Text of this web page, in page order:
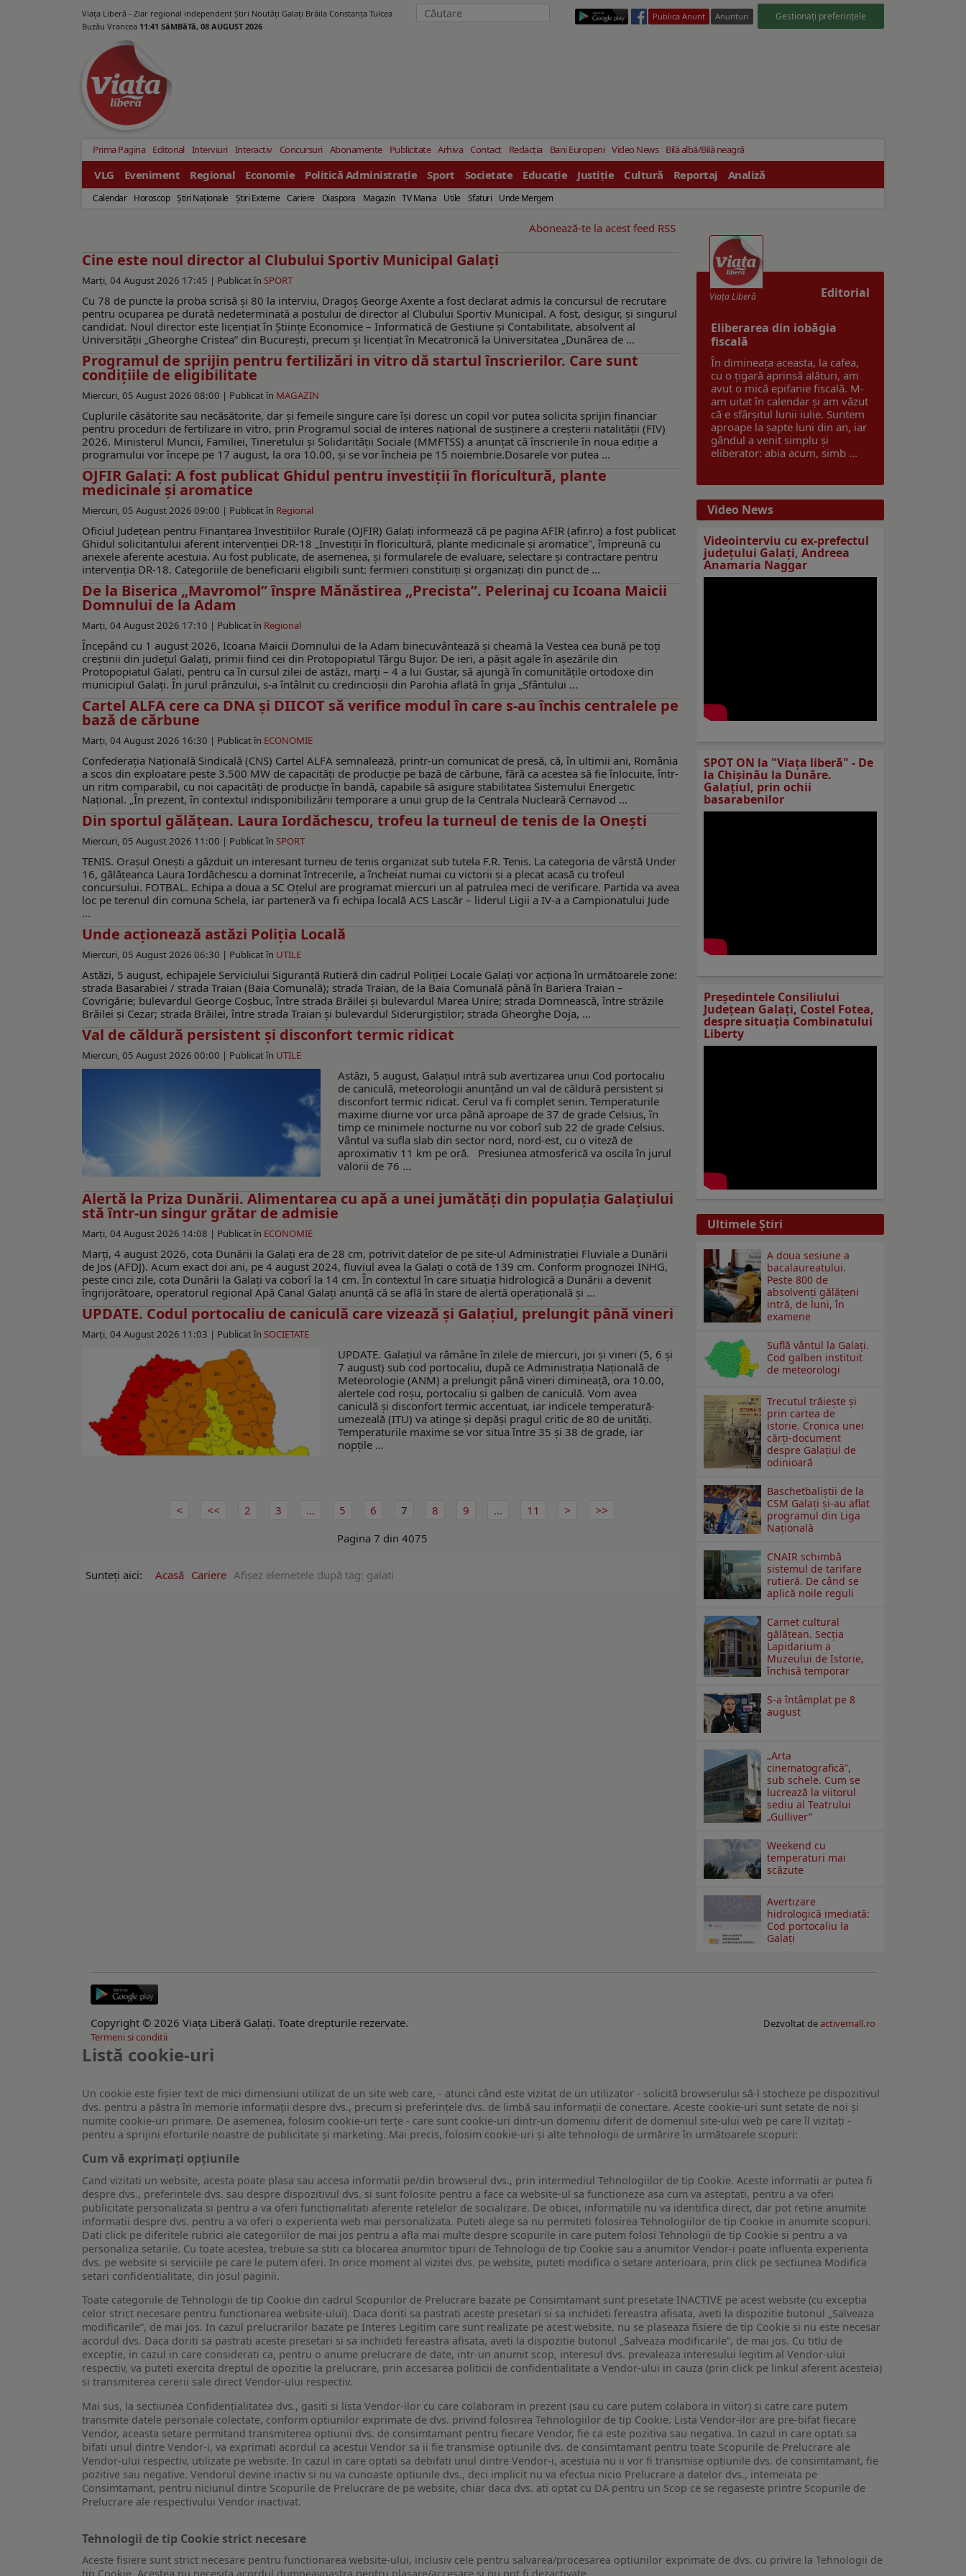
Viața Liberă - Ziar regional independent Știri Noutăți Galaţi Brăila Constanţa Tulcea
Buzău Vrancea 11:41 SâMBăTă, 08 AUGUST 2026
Publica Anunt Anunturi Gestionați preferințele
Prima Pagina Editorial Interviuri Interactiv Concursuri Abonamente Publicitate Arhiva Contact Redacția Bani Europeni Video News Bilă albă/Bilă neagră
VLG Eveniment Regional Economie Politică Administrație Sport Societate Educație Justiție Cultură Reportaj Analiză
Calendar Horoscop Ştiri Naţionale Ştiri Externe Cariere Diaspora Magazin TV Mania Utile Sfaturi Unde Mergem
Abonează-te la acest feed RSS
Cine este noul director al Clubului Sportiv Municipal Galaţi
Marți, 04 August 2026 17:45 | Publicat în SPORT
Cu 78 de puncte la proba scrisă şi 80 la interviu, Dragoș George Axente a fost declarat admis la concursul de recrutare
pentru ocuparea pe durată nedeterminată a postului de director al Clubului Sportiv Municipal. A fost, desigur, şi singurul
candidat. Noul director este licențiat în Științe Economice – Informatică de Gestiune și Contabilitate, absolvent al
Universității „Gheorghe Cristea” din București, precum și licențiat în Mecatronică la Universitatea „Dunărea de ...
Programul de sprijin pentru fertilizări in vitro dă startul înscrierilor. Care sunt
condițiile de eligibilitate
Miercuri, 05 August 2026 08:00 | Publicat în MAGAZIN
Cuplurile căsătorite sau necăsătorite, dar și femeile singure care își doresc un copil vor putea solicita sprijin financiar
pentru proceduri de fertilizare in vitro, prin Programul social de interes național de susținere a creșterii natalității (FIV)
2026. Ministerul Muncii, Familiei, Tineretului și Solidarității Sociale (MMFTSS) a anunțat că înscrierile în noua ediție a
programului vor începe pe 17 august, la ora 10.00, și se vor încheia pe 15 noiembrie.Dosarele vor putea ...
OJFIR Galați: A fost publicat Ghidul pentru investiții în floricultură, plante
medicinale și aromatice
Miercuri, 05 August 2026 09:00 | Publicat în Regional
Oficiul Județean pentru Finanțarea Investițiilor Rurale (OJFIR) Galați informează că pe pagina AFIR (afir.ro) a fost publicat
Ghidul solicitantului aferent intervenției DR-18 „Investiții în floricultură, plante medicinale și aromatice", împreună cu
anexele aferente acestuia. Au fost publicate, de asemenea, și formularele de evaluare, selectare și contractare pentru
intervenția DR-18. Categoriile de beneficiarii eligibili sunt: fermieri constituiți și organizați din punct de ...
De la Biserica „Mavromol” înspre Mănăstirea „Precista”. Pelerinaj cu Icoana Maicii
Domnului de la Adam
Marți, 04 August 2026 17:10 | Publicat în Regional
Începând cu 1 august 2026, Icoana Maicii Domnului de la Adam binecuvântează și cheamă la Vestea cea bună pe toți
creștinii din județul Galați, primii fiind cei din Protopopiatul Târgu Bujor. De ieri, a pășit agale în așezările din
Protopopiatul Galați, pentru ca în cursul zilei de astăzi, marți – 4 a lui Gustar, să ajungă în comunitățile ortodoxe din
municipiul Galați. În jurul prânzului, s-a întâlnit cu credincioșii din Parohia aflată în grija „Sfântului ...
Cartel ALFA cere ca DNA și DIICOT să verifice modul în care s-au închis centralele pe
bază de cărbune
Marți, 04 August 2026 16:30 | Publicat în ECONOMIE
Confederația Națională Sindicală (CNS) Cartel ALFA semnalează, printr-un comunicat de presă, că, în ultimii ani, România
a scos din exploatare peste 3.500 MW de capacități de producție pe bază de cărbune, fără ca acestea să fie înlocuite, într-
un ritm comparabil, cu noi capacități de producție în bandă, capabile să asigure stabilitatea Sistemului Energetic
Național. „În prezent, în contextul indisponibilizării temporare a unui grup de la Centrala Nucleară Cernavod ...
Din sportul gălăţean. Laura Iordăchescu, trofeu la turneul de tenis de la Onești
Miercuri, 05 August 2026 11:00 | Publicat în SPORT
TENIS. Orașul Onești a găzduit un interesant turneu de tenis organizat sub tutela F.R. Tenis. La categoria de vârstă Under
16, gălățeanca Laura Iordăchescu a dominat întrecerile, a încheiat numai cu victorii și a plecat acasă cu trofeul
concursului. FOTBAL. Echipa a doua a SC Oțelul are programat miercuri un al patrulea meci de verificare. Partida va avea
loc pe terenul din comuna Schela, iar parteneră va fi echipa locală ACS Lascăr – liderul Ligii a IV-a a Campionatului Jude
...
Unde acționează astăzi Poliția Locală
Miercuri, 05 August 2026 06:30 | Publicat în UTILE
Astăzi, 5 august, echipajele Serviciului Siguranță Rutieră din cadrul Poliției Locale Galați vor acționa în următoarele zone:
strada Basarabiei / strada Traian (Baia Comunală); strada Traian, de la Baia Comunală până în Bariera Traian –
Covrigărie; bulevardul George Coșbuc, între strada Brăilei și bulevardul Marea Unire; strada Domnească, între străzile
Brăilei și Cezar; strada Brăilei, între strada Traian și bulevardul Siderurgiștilor; strada Gheorghe Doja, ...
Val de căldură persistent și disconfort termic ridicat
Miercuri, 05 August 2026 00:00 | Publicat în UTILE
Astăzi, 5 august, Galațiul intră sub avertizarea unui Cod portocaliu
de caniculă, meteorologii anunțând un val de căldură persistent și
disconfort termic ridicat. Cerul va fi complet senin. Temperaturile
maxime diurne vor urca până aproape de 37 de grade Celsius, în
timp ce minimele nocturne nu vor coborî sub 22 de grade Celsius.
Vântul va sufla slab din sector nord, nord-est, cu o viteză de
aproximativ 11 km pe oră. Presiunea atmosferică va oscila în jurul
valorii de 76 ...
Alertă la Priza Dunării. Alimentarea cu apă a unei jumătăţi din populaţia Galațiului
stă într-un singur grătar de admisie
Marți, 04 August 2026 14:08 | Publicat în ECONOMIE
Marți, 4 august 2026, cota Dunării la Galați era de 28 cm, potrivit datelor de pe site-ul Administraţiei Fluviale a Dunării
de Jos (AFDJ). Acum exact doi ani, pe 4 august 2024, fluviul avea la Galați o cotă de 139 cm. Conform prognozei INHG,
peste cinci zile, cota Dunării la Galați va coborî la 14 cm. În contextul în care situația hidrologică a Dunării a devenit
îngrijorătoare, operatorul regional Apă Canal Galați anunță că se află în stare de alertă operațională și ...
UPDATE. Codul portocaliu de caniculă care vizează și Galațiul, prelungit până vineri
Marți, 04 August 2026 11:03 | Publicat în SOCIETATE
UPDATE. Galațiul va rămâne în zilele de miercuri, joi și vineri (5, 6 și
7 august) sub cod portocaliu, după ce Administrația Națională de
Meteorologie (ANM) a prelungit până vineri dimineață, ora 10.00,
alertele cod roșu, portocaliu și galben de caniculă. Vom avea
caniculă și disconfort termic accentuat, iar indicele temperatură-
umezeală (ITU) va atinge și depăși pragul critic de 80 de unități.
Temperaturile maxime se vor situa între 35 și 38 de grade, iar
nopțile ...
2 3 ... 5 6 7 8 9 ...
11
Pagina 7 din 4075
Sunteți aici: Acasă Cariere Afişez elemetele după tag: galati
Editorial
Viaţa Liberă
Eliberarea din iobăgia
fiscală
În dimineața aceasta, la cafea,
cu o țigară aprinsă alături, am
avut o mică epifanie fiscală. M-
am uitat în calendar și am văzut
că e sfârșitul lunii iulie. Suntem
aproape la șapte luni din an, iar
gândul a venit simplu și
eliberator: abia acum, simb ...
Video News
Videointerviu cu ex-prefectul
judeţului Galaţi, Andreea
Anamaria Naggar
SPOT ON la "Viaţa liberă" - De
la Chișinău la Dunăre.
Galațiul, prin ochii
basarabenilor
Preşedintele Consiliului
Judeţean Galaţi, Costel Fotea,
despre situaţia Combinatului
Liberty
Ultimele Ştiri
A doua sesiune a
bacalaureatului.
Peste 800 de
absolvenţi gălăţeni
intră, de luni, în
examene
Suflă vântul la Galaţi.
Cod galben instituit
de meteorologi
Trecutul trăiește și
prin cartea de
istorie. Cronica unei
cărți-document
despre Galațiul de
odinioară
Baschetbaliștii de la
CSM Galați și-au aflat
programul din Liga
Națională
CNAIR schimbă
sistemul de tarifare
rutieră. De când se
aplică noile reguli
Carnet cultural
gălăţean. Secţia
Lapidarium a
Muzeului de Istorie,
închisă temporar
S-a întâmplat pe 8
august
„Arta
cinematografică”,
sub schele. Cum se
lucrează la viitorul
sediu al Teatrului
„Gulliver”
Weekend cu
temperaturi mai
scăzute
Avertizare
hidrologică imediată:
Cod portocaliu la
Galaţi
Copyright © 2026 Viaţa Liberă Galaţi. Toate drepturile rezervate. Dezvoltat deactivemall.ro
Termeni si conditii
Listă cookie-uri
Un cookie este fişier text de mici dimensiuni utilizat de un site web care, - atunci când este vizitat de un utilizator - solicită browserului să-l stocheze pe dispozitivul
dvs. pentru a păstra în memorie informații despre dvs., precum și preferințele dvs. de limbă sau informații de conectare. Aceste cookie-uri sunt setate de noi și
numite cookie-uri primare. De asemenea, folosim cookie-uri terțe - care sunt cookie-uri dintr-un domeniu diferit de domeniul site-ului web pe care îl vizitați -
pentru a sprijini eforturile noastre de publicitate și marketing. Mai precis, folosim cookie-uri și alte tehnologii de urmărire în următoarele scopuri:
Cum vă exprimați opțiunile
Cand vizitati un website, acesta poate plasa sau accesa informatii pe/din browserul dvs., prin intermediul Tehnologiilor de tip Cookie. Aceste informatii ar putea fi
despre dvs., preferintele dvs. sau despre dispozitivul dvs. si sunt folosite pentru a face ca website-ul sa functioneze asa cum va asteptati, pentru a va oferi
publicitate personalizata si pentru a va oferi functionalitati aferente retelelor de socializare. De obicei, informatiile nu va identifica direct, dar pot retine anumite
informatii despre dvs. pentru a va oferi o experienta web mai personalizata. Puteti alege sa nu permiteti folosirea Tehnologiilor de tip Cookie in anumite scopuri.
Dati click pe diferitele rubrici ale categoriilor de mai jos pentru a afla mai multe despre scopurile in care putem folosi Tehnologii de tip Cookie si pentru a va
personaliza setarile. Cu toate acestea, trebuie sa stiti ca blocarea anumitor tipuri de Tehnologii de tip Cookie sau a anumitor Vendor-i poate influenta experienta
dvs. pe website si serviciile pe care le putem oferi. In orice moment al vizitei dvs. pe website, puteti modifica o setare anterioara, prin click pe sectiunea Modifica
setari confidentialitate, din josul paginii.
Toate categoriile de Tehnologii de tip Cookie din cadrul Scopurilor de Prelucrare bazate pe Consimtamant sunt presetate INACTIVE pe acest website (cu exceptia
celor strict necesare pentru functionarea website-ului). Daca doriti sa pastrati aceste presetari si sa inchideti fereastra afisata, aveti la dispozitie butonul „Salveaza
modificarile”, de mai jos. In cazul prelucrarilor bazate pe Interes Legitim care sunt realizate pe acest website, nu se plaseaza fisiere de tip Cookie si nu este necesar
acordul dvs. Daca doriti sa pastrati aceste presetari si sa inchideti fereastra afisata, aveti la dispozitie butonul „Salveaza modificarile”, de mai jos. Cu titlu de
exceptie, in cazul in care considerati ca, pentru o anume prelucrare de date, intr-un anumit scop, interesul dvs. prevaleaza interesului legitim al Vendor-ului
respectiv, va puteti exercita dreptul de opozitie la prelucrare, prin accesarea politicii de confidentialitate a Vendor-ului in cauza (prin click pe linkul aferent acesteia)
si transmiterea cererii sale direct Vendor-ului respectiv.
Mai sus, la sectiunea Confidențialitatea dvs., gasiti si lista Vendor-ilor cu care colaboram in prezent (sau cu care putem colabora in viitor) si catre care putem
transmite datele personale colectate, conform optiunilor exprimate de dvs. privind folosirea Tehnologiilor de tip Cookie. Lista Vendor-ilor are pre-bifat fiecare
Vendor, aceasta setare permitand transmiterea optiunii dvs. de consimtamant pentru fiecare Vendor, fie ca este pozitiva sau negativa. In cazul in care optati sa
bifati unul dintre Vendor-i, va exprimati acordul ca acestui Vendor sa ii fie transmise optiunile dvs. de consimtamant pentru toate Scopurile de Prelucrare ale
Vendor-ului respectiv, utilizate pe website. In cazul in care optati sa debifati unul dintre Vendor-i, acestuia nu ii vor fi transmise optiunile dvs. de consimtamant, fie
pozitive sau negative. Vendorul devine inactiv si nu va cunoaste optiunile dvs., deci implicit nu va efectua nicio Prelucrare a datelor dvs., intemeiata pe
Consimtamant, pentru niciunul dintre Scopurile de Prelucrare de pe website, chiar daca dvs. ati optat cu DA pentru un Scop ce se regaseste printre Scopurile de
Prelucrare ale respectivului Vendor inactivat.
Tehnologii de tip Cookie strict necesare
Aceste fisiere sunt strict necesare pentru functionarea website-ului, inclusiv cele pentru salvarea/procesarea optiunilor exprimate de dvs. cu privire la Tehnologii de